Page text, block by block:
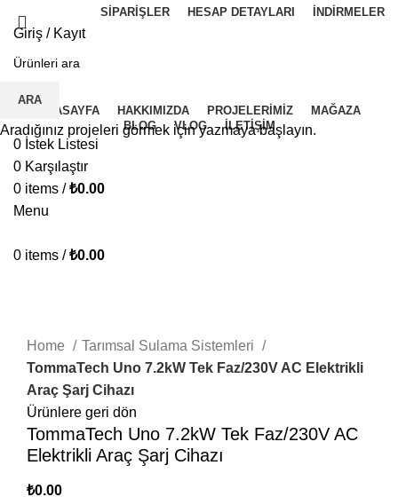
SIPARIŞLER HESAP DETAYLARI İNDIRMELER
Giriş / Kayıt
İ.K BAŞVURU FORMU
ANASAYFA HAKKIMIZDA PROJELERIMIZ
MAĞAZA
BLOG
VLOG İLETIŞIM
0 İstek Listesi
0 Karşılaştır
0 items / ₺0.00
Menu
0 items / ₺0.00
Home
Tarımsal Sulama Sistemleri
TommaTech Uno 7.2kW Tek Faz/230V AC Elektrikli
Araç Şarj Cihazı
Ürünlere geri dön
TommaTech Uno 7.2kW Tek Faz/230V AC
Elektrikli Araç Şarj Cihazı
₺0.00
ARA
Aradığınız projeleri görmek için yazmaya başlayın.